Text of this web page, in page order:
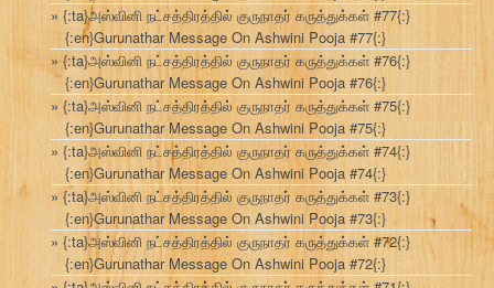
{:ta}அஸ்வினி நட்சத்திரத்தில் குருநாதர் கருத்துக்கள் #77{:}
{:en}Gurunathar Message On Ashwini Pooja #77{:}
{:ta}அஸ்வினி நட்சத்திரத்தில் குருநாதர் கருத்துக்கள் #76{:}
{:en}Gurunathar Message On Ashwini Pooja #76{:}
{:ta}அஸ்வினி நட்சத்திரத்தில் குருநாதர் கருத்துக்கள் #75{:}
{:en}Gurunathar Message On Ashwini Pooja #75{:}
{:ta}அஸ்வினி நட்சத்திரத்தில் குருநாதர் கருத்துக்கள் #74{:}
{:en}Gurunathar Message On Ashwini Pooja #74{:}
{:ta}அஸ்வினி நட்சத்திரத்தில் குருநாதர் கருத்துக்கள் #73{:}
{:en}Gurunathar Message On Ashwini Pooja #73{:}
{:ta}அஸ்வினி நட்சத்திரத்தில் குருநாதர் கருத்துக்கள் #72{:}
{:en}Gurunathar Message On Ashwini Pooja #72{:}